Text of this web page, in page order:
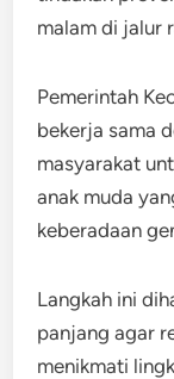
malam di jalur
Pemerintah
bekerja sama
masyarakat
anak muda
keberadaan
Langkah ini
panjang agar
menikmati